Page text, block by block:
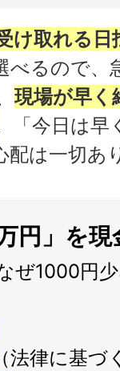
け取れる日
べるので、
現場が早く
「今日は早
は一切あ
円」を現
ぜ1000円
法律に基づ